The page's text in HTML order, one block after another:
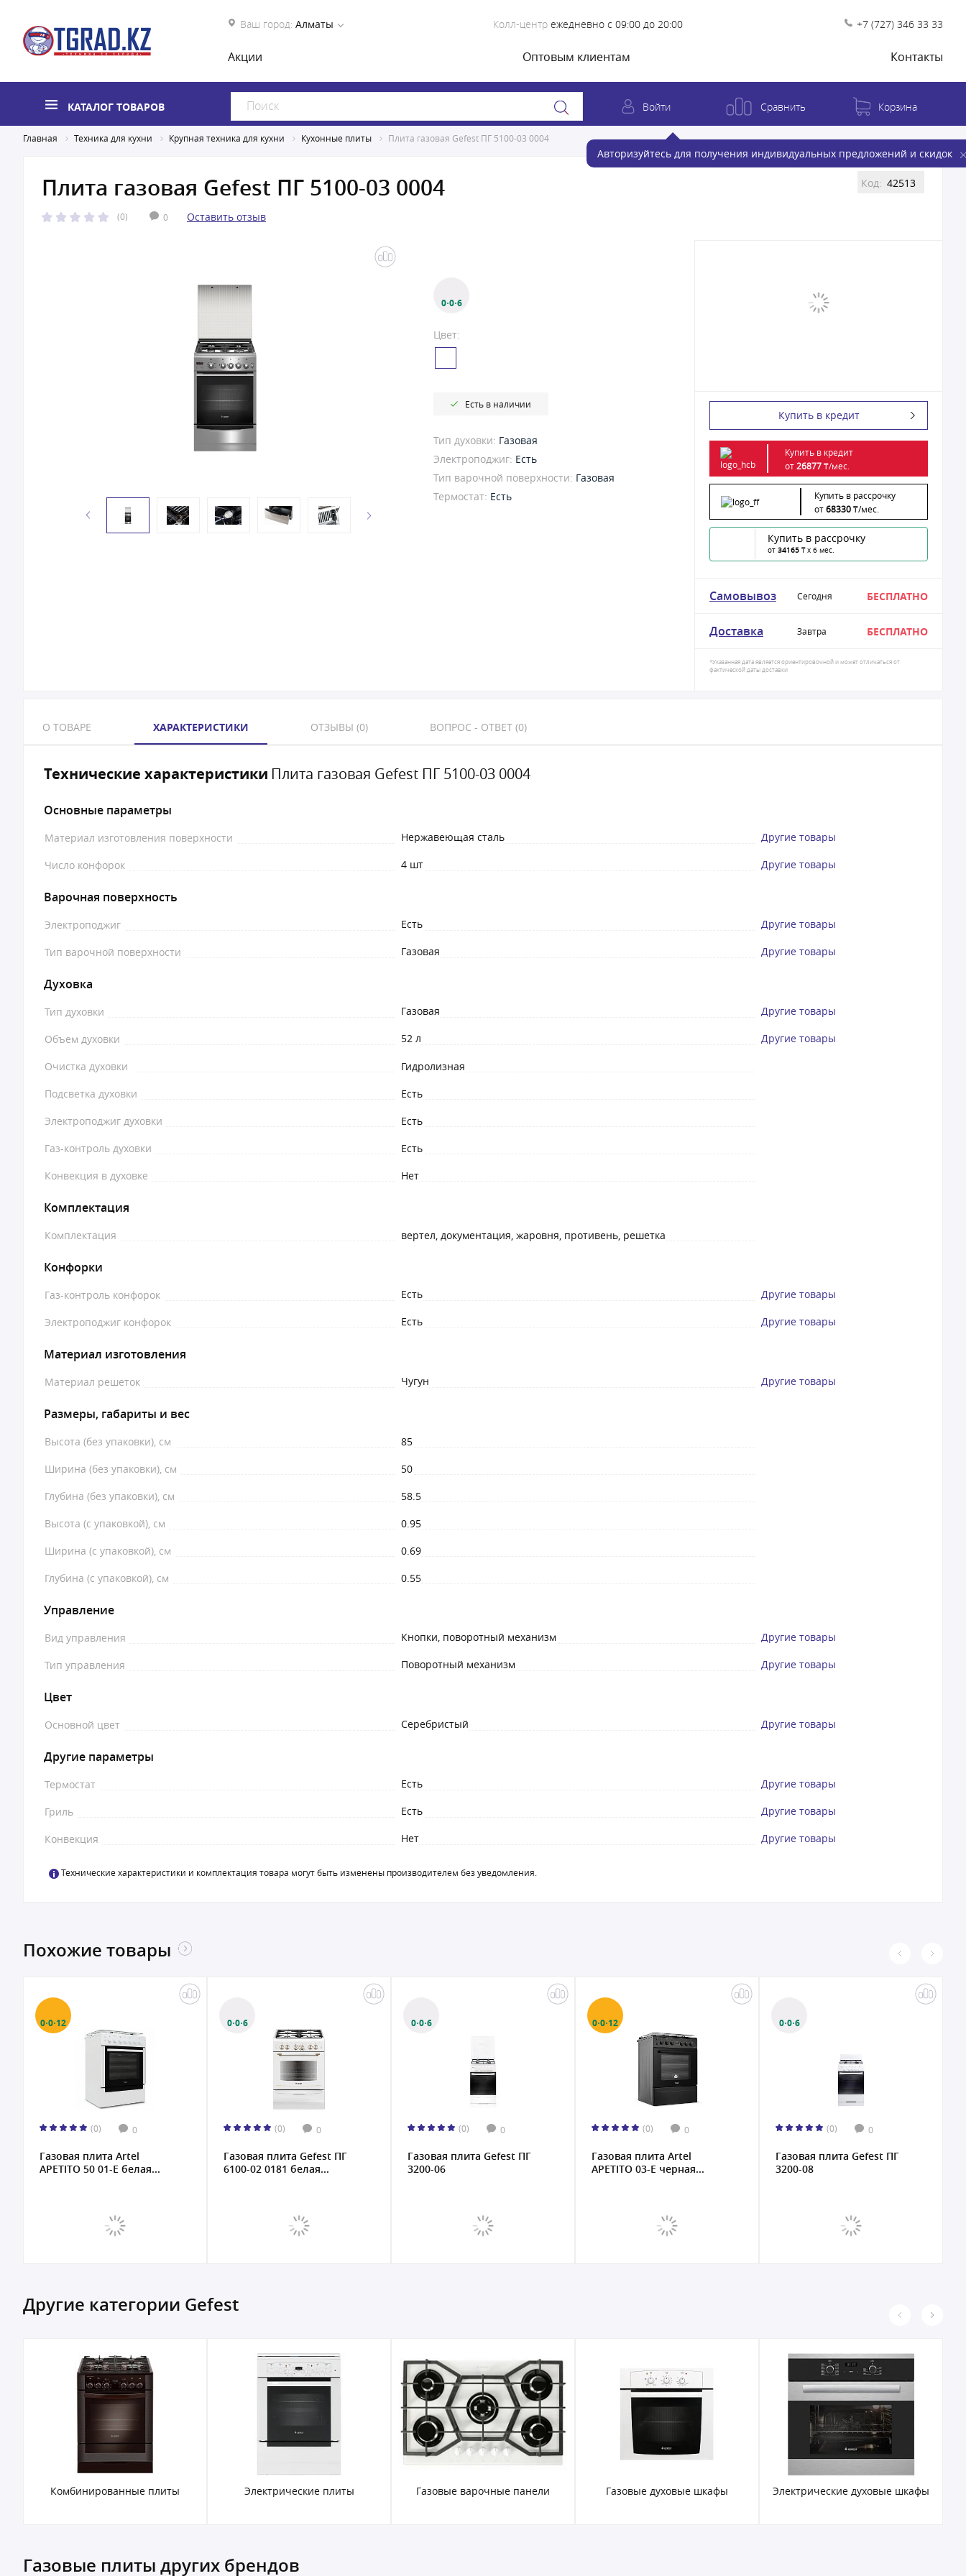
Ваш город: Алматы Колл-центр ежедневно с 09:00 до 20:00 +7 (727) 346 33 33
Акции Оптовым клиентам Контакты
КАТАЛОГ ТОВАРОВ Войти
Авторизуйтесь для получения индивидуальных предложений и скидок
Сравнить Корзина
Главная Техника для кухни Крупная техника для кухни Кухонные плиты Плита газовая Gefest ПГ 5100-03 0004
Плита газовая Gefest ПГ 5100-03 0004
(0) 0 Оставить отзыв
Код: 42513
0·0·6
Цвет:
Есть в наличии
Тип духовки: Газовая
Электроподжиг: Есть
Тип варочной поверхности: Газовая
Термостат: Есть
Купить в кредит
Купить в кредит
от26877₸/мес.
Купить в рассрочку
от68330₸/мес.
Купить в рассрочку
от 34165 ₸ x 6 мес.
Самовывоз Сегодня БЕСПЛАТНО
Доставка Завтра БЕСПЛАТНО
*Указанная дата является ориентировочной и может отличаться от
фактической даты доставки
О ТОВАРЕ ХАРАКТЕРИСТИКИ ОТЗЫВЫ (0) ВОПРОС - ОТВЕТ (0)
Технические характеристики Плита газовая Gefest ПГ 5100-03 0004
Основные параметры
Материал изготовления поверхности Нержавеющая сталь Другие товары
Число конфорок 4 шт Другие товары
Варочная поверхность
Электроподжиг Есть Другие товары
Тип варочной поверхности Газовая Другие товары
Духовка
Тип духовки Газовая Другие товары
Объем духовки 52 л Другие товары
Очистка духовки
Гидролизная
Подсветка духовки
Есть
Электроподжиг духовки
Есть
Газ-контроль духовки
Есть
Конвекция в духовке
Нет
Комплектация
Комплектация вертел, документация, жаровня, противень, решетка
Конфорки
Газ-контроль конфорок Есть Другие товары
Электроподжиг конфорок Есть Другие товары
Материал изготовления
Материал решеток Чугун Другие товары
Размеры, габариты и вес
Высота (без упаковки), см
85
Ширина (без упаковки), см
50
Глубина (без упаковки), см
58.5
Высота (с упаковкой), см
0.95
Ширина (с упаковкой), см
0.69
Глубина (с упаковкой), см
0.55
Управление
Вид управления Кнопки, поворотный механизм Другие товары
Тип управления Поворотный механизм Другие товары
Цвет
Основной цвет Серебристый Другие товары
Другие параметры
Термостат Есть Другие товары
Гриль Есть Другие товары
Конвекция Нет Другие товары
Технические характеристики и комплектация товара могут быть изменены производителем без уведомления.
Похожие товары
0·0·12
(0) 0
Газовая плита Artel
APETITO 50 01-E белая...
0·0·6
(0) 0
Газовая плита Gefest ПГ
6100-02 0181 белая...
0·0·6
(0) 0
Газовая плита Gefest ПГ
3200-06
0·0·12
(0) 0
Газовая плита Artel
APETITO 03-E черная...
0·0·6
(0) 0
Газовая плита Gefest ПГ
3200-08
Другие категории Gefest
Комбинированные плиты Электрические плиты Газовые варочные панели Газовые духовые шкафы Электрические духовые шкафы
Газовые плиты других брендов